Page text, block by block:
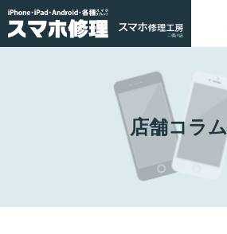
店舗コラム